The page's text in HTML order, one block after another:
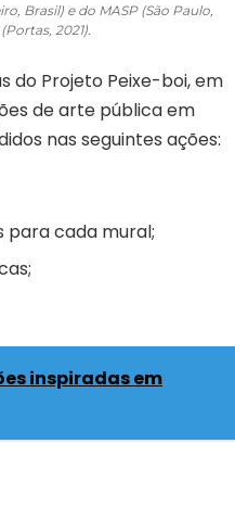
Brasil) e do MASP (São Paulo,
2021).
do Projeto Peixe-boi, em
de arte pública em
nas seguintes ações:
para cada mural;
inspiradas em